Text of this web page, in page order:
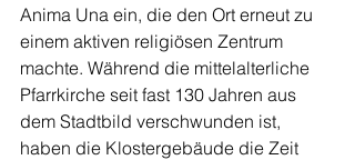
Anima Una ein, die den Ort erneut zu
einem aktiven religiösen Zentrum
machte. Während die mittelalterliche
Pfarrkirche seit fast 130 Jahren aus
dem Stadtbild verschwunden ist,
haben die Klostergebäude die Zeit